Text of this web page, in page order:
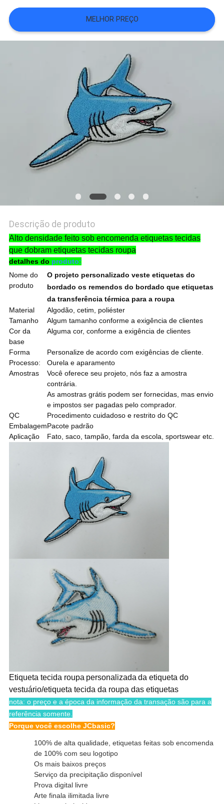
DO
SITE
PRIVACIDADE
MELHOR PREÇO
Descrição de produto
Alto densidade feito sob encomenda etiquetas tecidas
que dobram etiquetas tecidas roupa
detalhesdo produto:
Nome do
produto
O projeto personalizado veste etiquetas do
bordado os remendos do bordado que etiquetas
da transferência térmica para a roupa
Material
Algodão, cetim, poliéster
Tamanho
Algum tamanho conforme a exigência de clientes
Cor da
base
Alguma cor, conforme a exigência de clientes
Forma
Personalize de acordo com exigências de cliente.
Processo:
Ourela e aparamento
Amostras
Você oferece seu projeto, nós faz a amostra
contrária.
As amostras grátis podem ser fornecidas, mas envio
e impostos ser pagadas pelo comprador.
QC
Procedimento cuidadoso e restrito do QC
EmbalagemPacote padrão
Aplicação
Fato, saco, tampão, farda da escola, sportswear etc.
Etiqueta tecidaroupa personalizadada etiqueta do
vestuário/etiqueta tecida da roupa das etiquetas
nota: o preço e a época da informação da transação são para a
referência somente.
Porque você escolhe JCbasic?
100% de alta qualidade, etiquetas feitas sob encomenda
de 100% com seu logotipo
Os mais baixos preços
Serviço da precipitação disponível
Prova digital livre
Arte finala ilimitada livre